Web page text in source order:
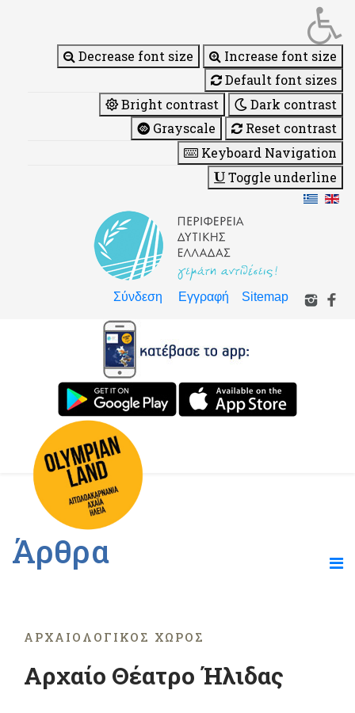
Decrease font size
Increase font size
Default font sizes
Bright contrast
Dark contrast
Grayscale
Reset contrast
Keyboard Navigation
Toggle underline
Σύνδεση Εγγραφή Sitemap
Άρθρα
ΑΡΧΑΙΟΛΟΓΙΚΌΣ ΧΏΡΟΣ
Αρχαίο Θέατρο Ήλιδας